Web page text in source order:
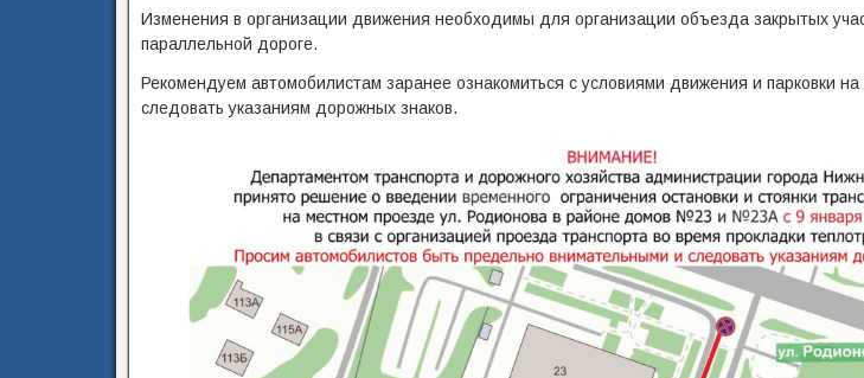
Изменения в организации движения необходимы для организации объезда закрытых
параллельной дороге.
Рекомендуем автомобилистам заранее ознакомиться с условиями движения и парковки
следовать указаниям дорожных знаков.